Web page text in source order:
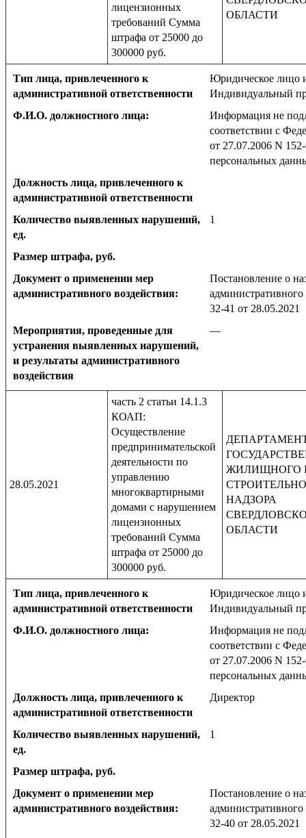
лицензионных
требований Сумма
штрафа от 25000 до
300000 руб.
ОБЛАСТИ
Тип лица, привлеченного к
административной ответственности
Юридическое лицо
Индивидуальный
Ф.И.О. должностного лица:
Информация не
соответствии с
от 27.07.2006 N
персональных
Должность лица, привлеченного к
административной ответственности
Количество выявленных нарушений,
ед.
1
Размер штрафа, руб.
Документ о применении мер
административного воздействия:
Постановление о
32-41 от 28.05.2021
Мероприятия, проведенные для
устранения выявленных нарушений,
и результаты административного
воздействия
—
28.05.2021
часть 2 статьи 14.1.3
КОАП:
Осуществление
предпринимательской
деятельности по
управлению
многоквартирными
домами с нарушением
лицензионных
требований Сумма
штрафа от 25000 до
300000 руб.
ЖИЛИЩНОГО
НАДЗОРА
ОБЛАСТИ
Тип лица, привлеченного к
административной ответственности
Юридическое лицо
Индивидуальный
Ф.И.О. должностного лица:
Информация не
соответствии с
от 27.07.2006 N
персональных
Должность лица, привлеченного к
административной ответственности
Директор
Количество выявленных нарушений,
ед.
1
Размер штрафа, руб.
Документ о применении мер
административного воздействия:
Постановление о
32-40 от 28.05.2021